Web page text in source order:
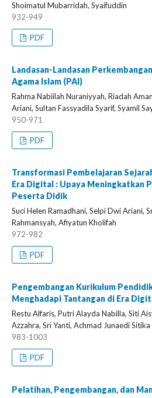
Shoimatul Mubarridah, Syaifuddin
932-949
PDF
Landasan-Landasan
Agama Islam (PAI)
Rahma Nabiilah Nuraniyyah, Riadah
Ariani, Sultan Fassyadila Syarif, Syamil
950-971
PDF
Transformasi Pembelajaran
Era Digital : Upaya Meningkatkan
Peserta Didik
Suci Helen Ramadhani, Selpi Dwi Ariani,
Rahmansyah, Afiyatun Kholifah
972-982
PDF
Pengembangan Kurikulum
Menghadapi Tantangan di Era
Restu Alfaris, Putri Alayda Nabilla, Siti
Azzahra, Sri Yanti, Achmad Junaedi Sitika
983-1003
PDF
Pelatihan, Pengembangan, dan